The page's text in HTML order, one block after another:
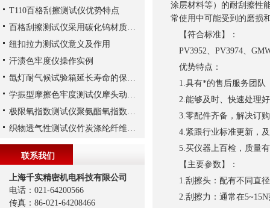
涂层材料等）的耐刮擦性
常使用中可能受到的磨损
【符合标准】：
PV3952、PV3974、
优势特点：
1.具有*的售后服务团队
2.能够及时、快速处理
3.零配件齐备，解决订
4.紧跟行业标准更新，
5.买仪器上百检，质量
【主要参数】：
1.刮擦头：配有不同直
2.刮擦力：通常在5~15N
T110百格刮擦测试仪优势特点
百格刮擦测试仪采用碳化钨材质做刮指，能够增加使用寿命
纽扣拉力测试仪意义及作用
汗渍色牢度仪操作实例
氙灯耐气候试验箱延长寿命的保养方法
学振型摩擦色牢度测试仪摩头动程与往复速度
极限氧指数测试仪聚氨酯氧指数实验
织物透气性测试仪竹炭涤纶纤维透气实验
联系我们
上海千实精密机电科技有限公司
电话：021-64200566
传真：86-021-64208466